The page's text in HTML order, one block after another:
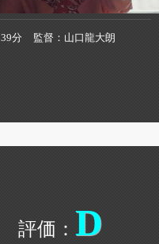
39分 監督
山口龍大朗
D